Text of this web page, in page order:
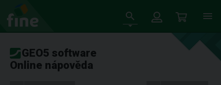
GEO5 software
Online nápověda